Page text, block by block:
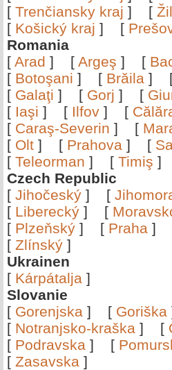
[ Trenčiansky kraj ] [
[ Košický kraj ] [
Romania
[ Arad ] [ Argeş ] [
[ Botoşani ] [ Brăila ]
[ Galaţi ] [ Gorj ] [
[ Iaşi ] [ Ilfov ] [
[ Caraş-Severin ] [
[ Olt ] [ Prahova ] [
[ Teleorman ] [ Timiş ]
Czech Republic
[ Jihočeský ] [
[ Liberecký ] [
[ Plzeňský ] [ Praha ]
[ Zlínský ]
Ukrainen
[ Kárpátalja ]
Slovanie
[ Gorenjska ] [ Goriška
[ Notranjsko-kraška ] [
[ Podravska ] [
[ Zasavska ]